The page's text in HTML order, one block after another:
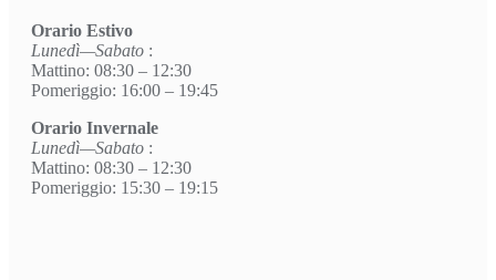
Orario Estivo
Lunedì—Sabato :
Mattino: 08:30 – 12:30
Pomeriggio: 16:00 – 19:45
Orario Invernale
Lunedì—Sabato :
Mattino: 08:30 – 12:30
Pomeriggio: 15:30 – 19:15